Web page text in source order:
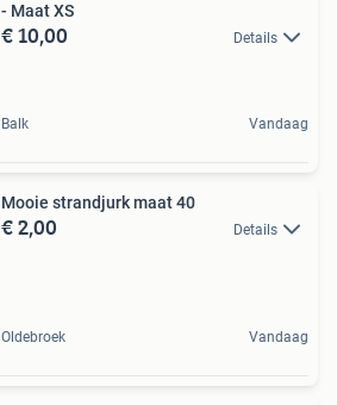
- Maat XS
€ 10,00 Details
Balk Vandaag
Mooie strandjurk maat 40
€ 2,00 Details
Oldebroek Vandaag